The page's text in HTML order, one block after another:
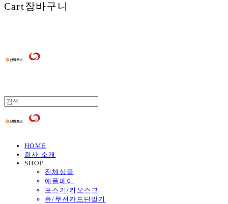
Cart장바구니
HOME
회사 소개
SHOP
전체상품
애플페이
포스기/키오스크
유/무선카드단말기